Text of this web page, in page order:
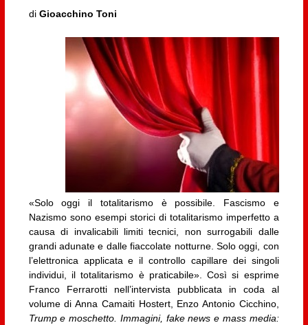
di Gioacchino Toni
«Solo oggi il totalitarismo è possibile. Fascismo e
Nazismo sono esempi storici di totalitarismo imperfetto a
causa di invalicabili limiti tecnici, non surrogabili dalle
grandi adunate e dalle fiaccolate notturne. Solo oggi, con
l’elettronica applicata e il controllo capillare dei singoli
individui, il totalitarismo è praticabile». Così si esprime
Franco Ferrarotti nell’intervista pubblicata in coda al
volume di Anna Camaiti Hostert, Enzo Antonio Cicchino,
Trump e moschetto. Immagini, fake news e mass media: